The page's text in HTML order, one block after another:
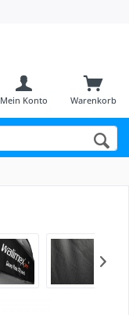
Warenkorb
Mein Konto